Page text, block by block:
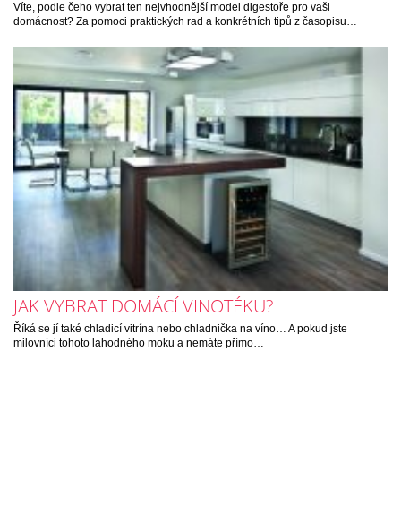
Víte, podle čeho vybrat ten nejvhodnější model digestoře pro vaši
domácnost? Za pomoci praktických rad a konkrétních tipů z časopisu…
JAK VYBRAT DOMÁCÍ VINOTÉKU?
Říká se jí také chladicí vitrína nebo chladnička na víno… A pokud jste
milovníci tohoto lahodného moku a nemáte přímo…